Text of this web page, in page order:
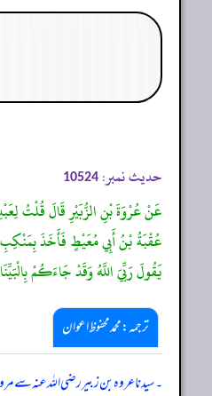
حدیث نمبر: 10524
عَنْ عُرْوَةَ بْنِ الزُّبَيْرِ قَالَ قُلْتُ
عُقْبَةُ بْنُ أَبِي مُعَيْطٍ فَأَخَذَ بِمَنْكِبِ
يَقُولَ رَبِّيَ اللَّهُ وَقَدْ جَاءَكُمْ
ترجمہ:محمد محفوظ اعوان
۔ سیدنا عروہ بن زبیر رضی اللہ عنہ سے